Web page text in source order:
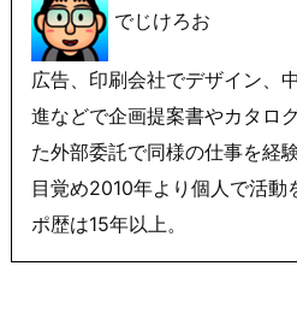
でじけろお
広告、印刷会社でデザイン、
進などで企画提案書やカタロ
た外部委託で同様の仕事を経
目覚め2010年より個人で活動
ポ歴は15年以上。